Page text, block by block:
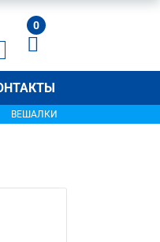
0
ВЕШАЛКИ